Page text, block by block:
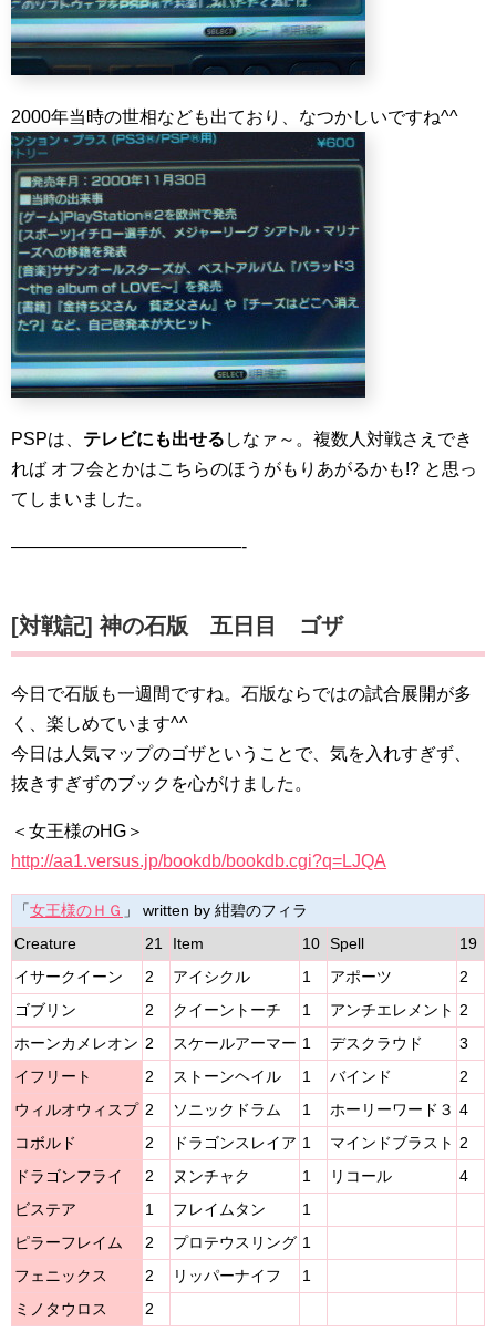
2000年当時の世相なども出ており、なつかしいですね^^
PSPは、 テレビにも出せる しなァ～。複数人対戦さえでき
れば オフ会とかはこちらのほうがもりあがるかも!? と思っ
てしまいました。
—————————————-
[対戦記] 神の石版 五日目 ゴザ
今日で石版も一週間ですね。石版ならではの試合展開が多
く、楽しめています^^
今日は人気マップのゴザということで、気を入れすぎず、
抜きすぎずのブックを心がけました。
＜女王様のHG＞
http://aa1.versus.jp/bookdb/bookdb.cgi?q=LJQA
「 女王様のＨＧ 」 written by 紺碧のフィラ
Creature
21 Item 10 Spell
19
イサークイーン
2 アイシクル 1 アポーツ
2
ゴブリン
2 クイーントーチ 1 アンチエレメント 2
ホーンカメレオン 2 スケールアーマー 1 デスクラウド
3
イフリート
2 ストーンヘイル 1 バインド
2
ウィルオウィスプ 2 ソニックドラム 1 ホーリーワード３ 4
コボルド
2 ドラゴンスレイア 1 マインドブラスト 2
ドラゴンフライ
2 ヌンチャク 1 リコール
4
ビステア
1 フレイムタン
1
ピラーフレイム
2 プロテウスリング 1
フェニックス
2 リッパーナイフ
1
ミノタウロス
2